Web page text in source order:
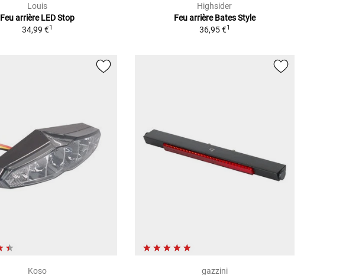
Louis
Feu arrière LED Stop
34,99 €1
Highsider
Feu arrière Bates Style
36,95 €1
Koso gazzini